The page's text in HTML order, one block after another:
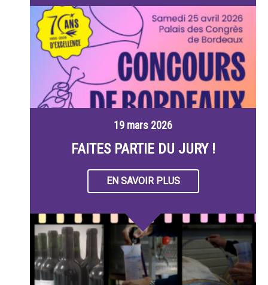
19 mars 2026
FAITES PARTIE DU JURY !
EN SAVOIR PLUS